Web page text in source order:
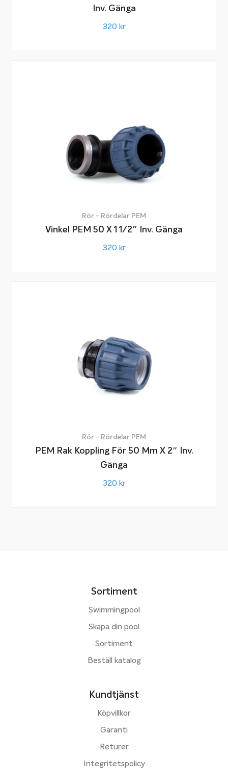
Inv. Gänga
320 kr
Rör - Rördelar PEM
Vinkel PEM 50 X 1 1/2″ Inv. Gänga
320 kr
Rör - Rördelar PEM
PEM Rak Koppling För 50 Mm X 2″ Inv.
Gänga
320 kr
Sortiment
Swimmingpool
Skapa din pool
Sortiment
Beställ katalog
Kundtjänst
Köpvillkor
Garanti
Returer
Integritetspolicy